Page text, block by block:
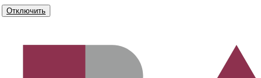
Отключить